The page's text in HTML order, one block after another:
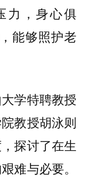
力，身心俱
能够照护老
学特聘教授
教授胡泳则
探讨了在生
难与必要。